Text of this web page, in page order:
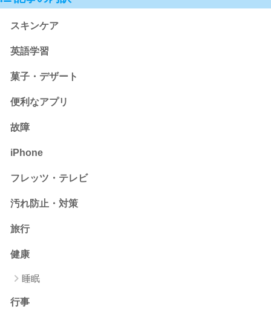
スキンケア
英語学習
菓子・デザート
便利なアプリ
故障
iPhone
フレッツ・テレビ
汚れ防止・対策
旅行
健康
睡眠
行事